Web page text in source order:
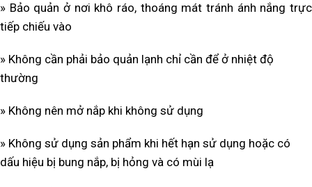
» Bảo quản ở nơi khô ráo, thoáng mát tránh ánh nắng trực
tiếp chiếu vào
» Không cần phải bảo quản lạnh chỉ cần để ở nhiệt độ
thường
» Không nên mở nắp khi không sử dụng
» Không sử dụng sản phẩm khi hết hạn sử dụng hoặc có
dấu hiệu bị bung nắp, bị hỏng và có mùi lạ